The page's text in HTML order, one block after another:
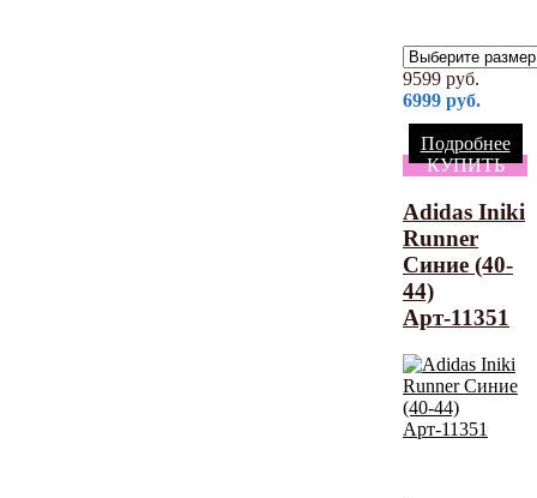
9599 руб.
6999 руб.
Подробнее
КУПИТЬ
Adidas Iniki
Runner
Синие (40-
44)
Арт-11351